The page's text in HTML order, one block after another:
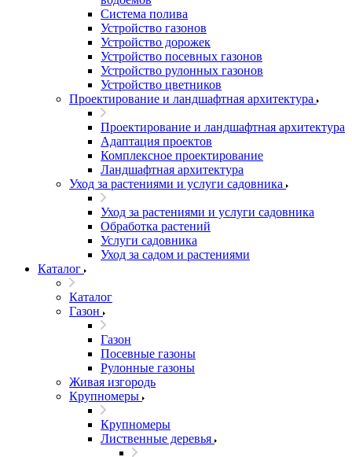
Система полива
Устройство газонов
Устройство дорожек
Устройство посевных газонов
Устройство рулонных газонов
Устройство цветников
Проектирование и ландшафтная архитектура
Проектирование и ландшафтная архитектура
Адаптация проектов
Комплексное проектирование
Ландшафтная архитектура
Уход за растениями и услуги садовника
Уход за растениями и услуги садовника
Обработка растений
Услуги садовника
Уход за садом и растениями
Каталог
Каталог
Газон
Газон
Посевные газоны
Рулонные газоны
Живая изгородь
Крупномеры
Крупномеры
Лиственные деревья